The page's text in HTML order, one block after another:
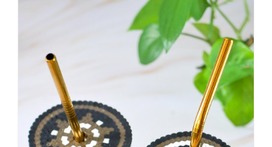
schöner
KNALLTS!
#badezimmer
#makeover